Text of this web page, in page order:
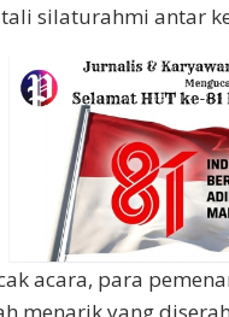
silaturahmi antar
acara, para